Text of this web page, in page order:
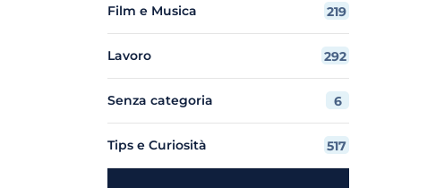
Film e Musica 219
Lavoro 292
Senza categoria 6
Tips e Curiosità 517